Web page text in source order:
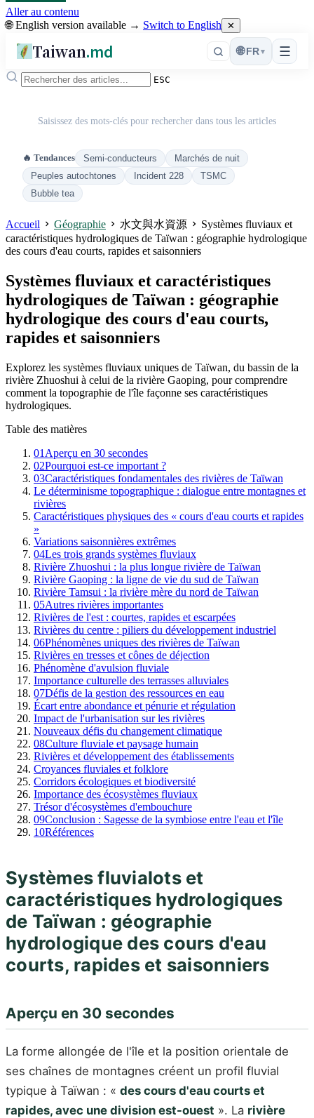
Aller au contenu
🌐 English version available → Switch to English ✕
Taiwan.md ☰
🌐 FR ▾
ESC
Saisissez des mots-clés pour rechercher dans tous les articles
🔥 Tendances Semi-conducteurs
Marchés de nuit
Peuples autochtones
Incident 228
TSMC
Bubble tea
Accueil Géographie 水文與水資源
Systèmes fluviaux et
caractéristiques hydrologiques de Taïwan : géographie hydrologique
des cours d'eau courts, rapides et saisonniers
Systèmes fluviaux et caractéristiques
hydrologiques de Taïwan : géographie
hydrologique des cours d'eau courts,
rapides et saisonniers
Explorez les systèmes fluviaux uniques de Taïwan, du bassin de la
rivière Zhuoshui à celui de la rivière Gaoping, pour comprendre
comment la topographie de l'île façonne ses caractéristiques
hydrologiques.
Table des matières
01 Aperçu en 30 secondes
02Pourquoi est-ce important ?
03Caractéristiques fondamentales des rivières de Taïwan
Le déterminisme topographique : dialogue entre montagnes et
rivières
Caractéristiques physiques des « cours d'eau courts et rapides
»
Variations saisonnières extrêmes
04Les trois grands systèmes fluviaux
Rivière Zhuoshui : la plus longue rivière de Taïwan
Rivière Gaoping : la ligne de vie du sud de Taïwan
Rivière Tamsui : la rivière mère du nord de Taïwan
05Autres rivières importantes
Rivières de l'est : courtes, rapides et escarpées
Rivières du centre : piliers du développement industriel
06Phénomènes uniques des rivières de Taïwan
Rivières en tresses et cônes de déjection
Phénomène d'avulsion fluviale
Importance culturelle des terrasses alluviales
07Défis de la gestion des ressources en eau
Écart entre abondance et pénurie et régulation
Impact de l'urbanisation sur les rivières
Nouveaux défis du changement climatique
08Culture fluviale et paysage humain
Rivières et développement des établissements
Croyances fluviales et folklore
Corridors écologiques et biodiversité
Importance des écosystèmes fluviaux
Trésor d'écosystèmes d'embouchure
09Conclusion : Sagesse de la symbiose entre l'eau et l'île
10Références
Systèmes fluvialots et
caractéristiques hydrologiques
de Taïwan : géographie
hydrologique des cours d'eau
courts, rapides et saisonniers
Aperçu en 30 secondes
La forme allongée de l'île et la position orientale de
ses chaînes de montagnes créent un profil fluvial
typique à Taïwan : « des cours d'eau courts et
rapides, avec une division est-ouest ». La rivière